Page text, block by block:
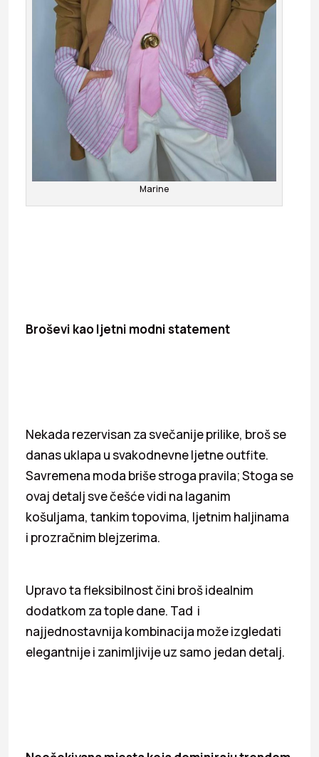
Marine
Broševi kao ljetni modni statement
Nekada rezervisan za svečanije prilike, broš se
danas uklapa u svakodnevne ljetne outfite.
Savremena moda briše stroga pravila; Stoga se
ovaj detalj sve češće vidi na laganim
košuljama, tankim topovima, ljetnim haljinama
i prozračnim blejzerima.
Upravo ta fleksibilnost čini broš idealnim
dodatkom za tople dane. Tad i
najjednostavnija kombinacija može izgledati
elegantnije i zanimljivije uz samo jedan detalj.